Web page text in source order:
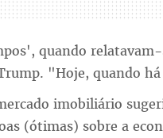
quando relatavam-
"Hoje, quando
imobiliário
(ótimas) sobre a